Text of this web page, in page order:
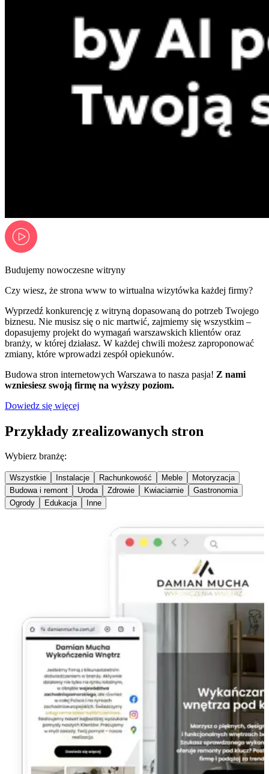
Budujemy nowoczesne witryny
Czy wiesz, że strona www to wirtualna wizytówka każdej firmy?
Wyprzedź konkurencję z witryną dopasowaną do potrzeb Twojego
biznesu. Nie musisz się o nic martwić, zajmiemy się wszystkim –
dopasujemy projekt do wymagań warszawskich klientów oraz
branży, w której działasz. W każdej chwili możesz zaproponować
zmiany, które wprowadzi zespół opiekunów.
Budowa stron internetowych Warszawa to nasza pasja! Z nami
wzniesiesz swoją firmę na wyższy poziom.
Dowiedz się więcej
Przykłady zrealizowanych stron
Wybierz branżę:
Wszystkie Instalacje Rachunkowość Meble
Motoryzacja
Budowa i remont
Uroda Zdrowie Kwiaciarnie
Gastronomia
Ogrody
Edukacja Inne